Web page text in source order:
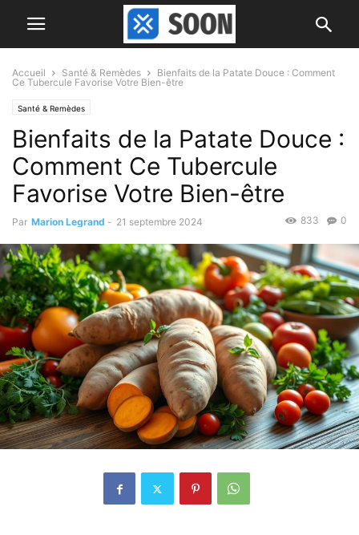
Accueil Santé & Remèdes
Bienfaits de la Patate Douce : Comment
Ce Tubercule Favorise Votre Bien-être
Santé & Remèdes
Bienfaits de la Patate Douce :
Comment Ce Tubercule
Favorise Votre Bien-être
Par Marion Legrand - 21 septembre 2024 0
833